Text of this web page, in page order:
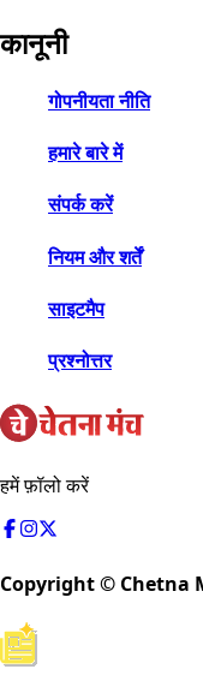
कानूनी
गोपनीयता नीति
हमारे बारे में
संपर्क करें
नियम और शर्तें
साइटमैप
प्रश्नोत्तर
हमें फ़ॉलो करें
Copyright © Chetna